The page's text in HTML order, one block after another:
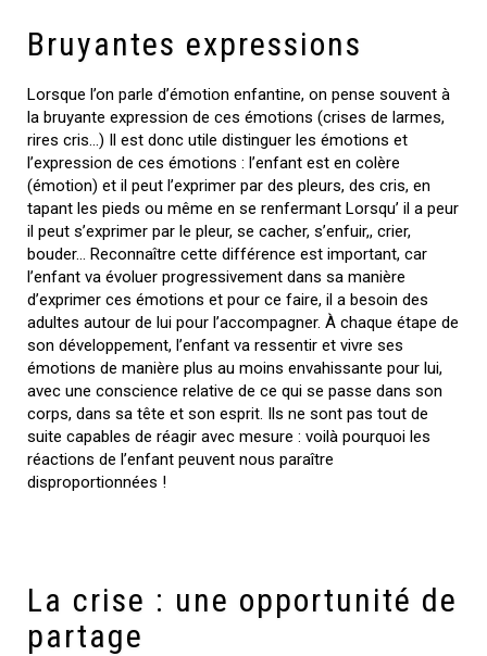
Bruyantes expressions
Lorsque l’on parle d’émotion enfantine, on pense souvent à
la bruyante expression de ces émotions (crises de larmes,
rires cris…) Il est donc utile distinguer les émotions et
l’expression de ces émotions : l’enfant est en colère
(émotion) et il peut l’exprimer par des pleurs, des cris, en
tapant les pieds ou même en se renfermant Lorsqu’ il a peur
il peut s’exprimer par le pleur, se cacher, s’enfuir,, crier,
bouder… Reconnaître cette différence est important, car
l’enfant va évoluer progressivement dans sa manière
d’exprimer ces émotions et pour ce faire, il a besoin des
adultes autour de lui pour l’accompagner. À chaque étape de
son développement, l’enfant va ressentir et vivre ses
émotions de manière plus au moins envahissante pour lui,
avec une conscience relative de ce qui se passe dans son
corps, dans sa tête et son esprit. Ils ne sont pas tout de
suite capables de réagir avec mesure : voilà pourquoi les
réactions de l’enfant peuvent nous paraître
disproportionnées !
La crise : une opportunité de
partage